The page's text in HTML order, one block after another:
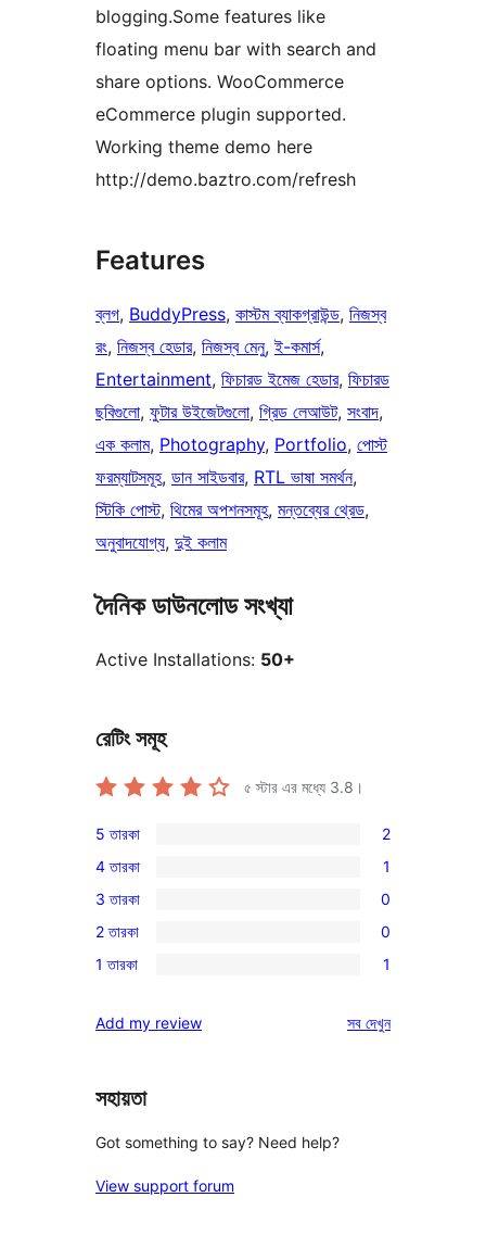
blogging.Some features like
floating menu bar with search and
share options. WooCommerce
eCommerce plugin supported.
Working theme demo here
http://demo.baztro.com/refresh
Features
ব্লগ, BuddyPress, কাস্টম ব্যাকগ্রাউন্ড, নিজস্ব
রং, নিজস্ব হেডার, নিজস্ব মেনু, ই-কমার্স
Entertainment, ফিচারড ইমেজ হেডার, ফিচারড
ছবিগুলো, ফুটার উইজেটগুলো, গ্রিড লেআউট, সংবাদ
এক কলাম, Photography, Portfolio, পোস্ট
ফরম্যাটসমূহ, ডান সাইডবার, RTL ভাষা সমর্থন
স্টিকি পোস্ট, থিমের অপশনসমূহ, মন্তব্যের থ্রেড
অনুবাদযোগ্য, দুই কলাম
দৈনিক ডাউনলোড সংখ্যা
Active Installations: 50+
রেটিং সমূহ
৫ স্টার এর মধ্যে 3.8 ।
2টি
5-
স্টার
রিভিউ
5 তারকা 2
1টি
4-
স্টার
রিভিউ
4 তারকা 1
0টি
3-
স্টার
3 তারকা 0
0টি
2-
রিভিউ
2 তারকা 0
1টি
স্টার
1 তারকা 1
Add my review সবরিভিউ
দেখুন
সহায়তা
Got something to say? Need help?
View support forum